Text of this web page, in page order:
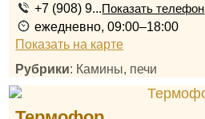
+7 (908) 9...Показать телефон
ежедневно, 09:00–18:00
Показать на карте
Рубрики: Камины, печи